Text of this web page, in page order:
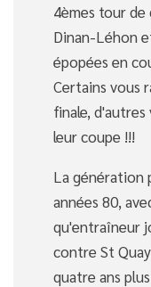
4èmes tour de
Dinan-Léhon
épopées en
Certains vous
finale,
leur coupe !!!
La génération
années 80,
qu'entraîneur
contre St
quatre ans